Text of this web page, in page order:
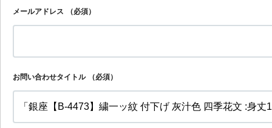
メールアドレス （必須）
お問い合わせタイトル （必須）